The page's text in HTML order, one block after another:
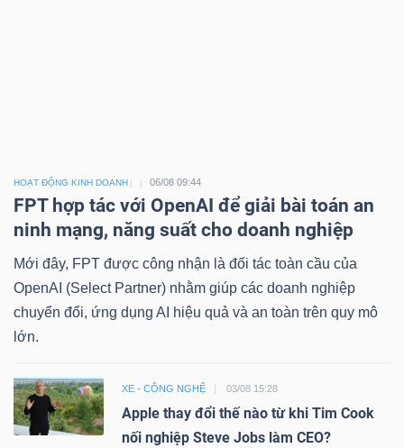
HOẠT ĐỘNG KINH DOANH 06/08 09:44
FPT hợp tác với OpenAI để giải bài toán an
ninh mạng, năng suất cho doanh nghiệp
Mới đây, FPT được công nhận là đối tác toàn cầu của
OpenAI (Select Partner) nhằm giúp các doanh nghiệp
chuyển đổi, ứng dụng AI hiệu quả và an toàn trên quy mô
lớn.
XE - CÔNG NGHỆ 03/08 15:28
Apple thay đổi thế nào từ khi Tim Cook
nối nghiệp Steve Jobs làm CEO?